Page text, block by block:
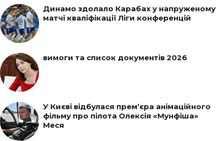
Динамо здолало Карабах у напруженому
матчі кваліфікації Ліги конференцій
вимоги та список документів 2026
У Києві відбулася прем’єра анімаційного
фільму про пілота Олексія «Мунфіша»
Меся